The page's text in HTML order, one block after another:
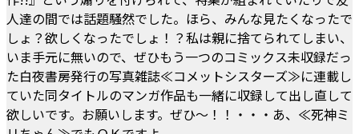
人達の間では話題騒然でした。ほら、みんな見たくなったで
しょ？欲しくなったでしょ！？私は親に捨てられてしまい、
いま手元に無いので、ぜひもう一つのコミックス未収録だっ
た白夜書房発行の写真雑誌≪コメットシスターズ≫に連載し
ていた同タイトルのマンガ作品も一緒に収録して出し直して
欲しいです。お願いします。ぜひ～！！・・・あ、≪死神ミ